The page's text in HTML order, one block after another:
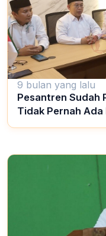
9 bulan yang lalu
Pesantren Sudah
Tidak Pernah